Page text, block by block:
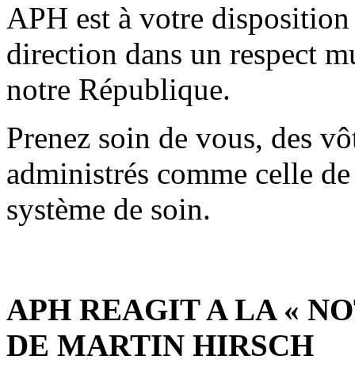
APH est à votre
direction dans un respect
notre République.
Prenez soin de vous, des
administrés comme celle
système de soin.
APH REAGIT A LA «
DE MARTIN HIRSCH